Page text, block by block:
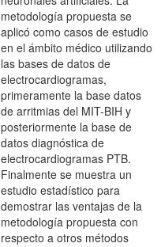
metodología propuesta se
aplicó como casos de estudio
en el ámbito médico utilizando
las bases de datos de
electrocardiogramas,
primeramente la base datos
de arritmias del MIT-BIH y
posteriormente la base de
datos diagnóstica de
electrocardiogramas PTB.
Finalmente se muestra un
estudio estadístico para
demostrar las ventajas de la
metodología propuesta con
respecto a otros métodos